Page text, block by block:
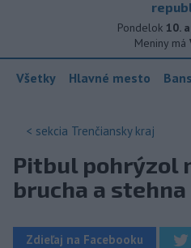
Pondelok 10.
Meniny má
Všetky Hlavné mesto
< sekcia Trenčiansky kraj
Pitbul pohrýzol
brucha a stehna
Zdieľaj na Facebooku